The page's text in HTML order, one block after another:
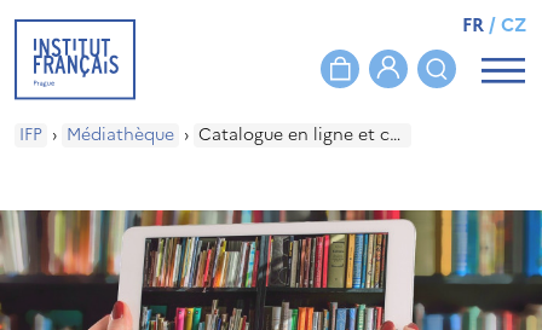
FR/CZ
IFP › Médiathèque › Catalogue en ligne et compte lecteur